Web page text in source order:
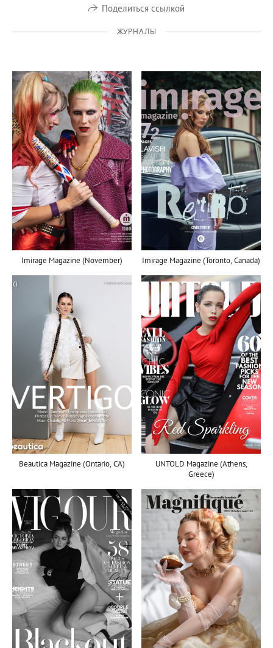
Поделиться ссылкой
ЖУРНАЛЫ
Imirage Magazine (November) Imirage Magazine (Toronto, Canada)
Beautica Magazine (Ontario, CA)
UNTOLD Magazine (Athens,
Greece)